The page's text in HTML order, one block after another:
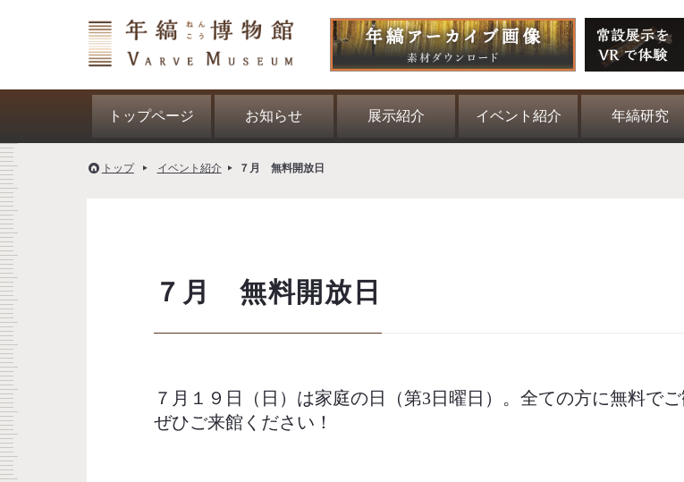
トップページ お知らせ 展示紹介 イベント紹介 年縞研究
トップ イベント紹介 ７月 無料開放日
７月 無料開放日
７月１９日（日）は家庭の日（第3日曜日）。全ての方に無料でご
ぜひご来館ください！